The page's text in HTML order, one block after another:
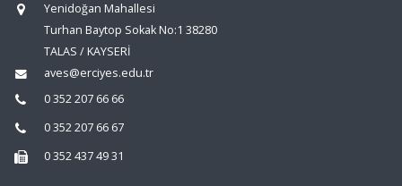
Yenidoğan Mahallesi
Turhan Baytop Sokak No:1 38280
TALAS / KAYSERİ
aves@erciyes.edu.tr
0 352 207 66 66
0 352 207 66 67
0 352 437 49 31